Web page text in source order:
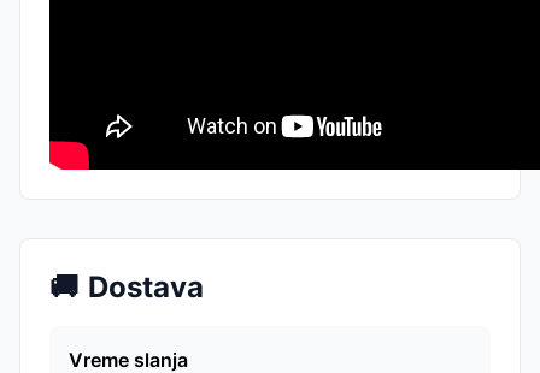
🚚 Dostava
Vreme slanja